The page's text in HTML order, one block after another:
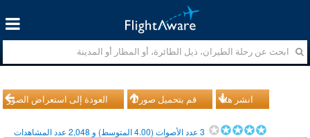
العودة إلى استعراض الصور قم بتحميل صورك انشر هذا
3عدد الأصوات (4.00المتوسط) و 2,048عدد المشاهدات